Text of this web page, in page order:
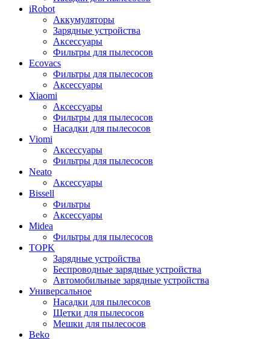
iRobot
Аккумуляторы
Зарядные устройства
Аксессуары
Фильтры для пылесосов
Ecovacs
Фильтры для пылесосов
Аксессуары
Xiaomi
Аксессуары
Фильтры для пылесосов
Насадки для пылесосов
Viomi
Аксессуары
Фильтры для пылесосов
Neato
Аксессуары
Bissell
Фильтры
Аксессуары
Midea
Фильтры для пылесосов
TOPK
Зарядные устройства
Беспроводные зарядные устройства
Автомобильные зарядные устройства
Универсальное
Насадки для пылесосов
Щетки для пылесосов
Мешки для пылесосов
Beko